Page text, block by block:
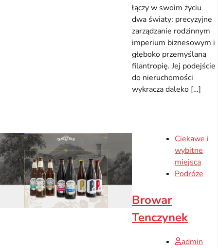
łączy w swoim życiu
dwa światy: precyzyjne
zarządzanie rodzinnym
imperium biznesowym i
głęboko przemyślaną
filantropię. Jej podejście
do nieruchomości
wykracza daleko […]
Ciekawe i
wybitne
miejsca
Podróże
Browar
Tenczynek
admin